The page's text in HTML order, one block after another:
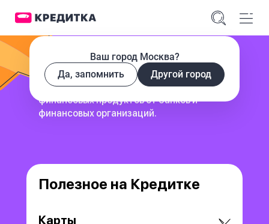
Ваш город Москва?
Да, запомнить
Другой город
сервис для поиска и сравнения
финансовых продуктовот банков и
финансовых организаций.
Полезное на Кредитке
Карты